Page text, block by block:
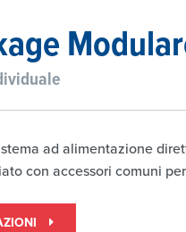
ad alimentazione
con accessori comuni